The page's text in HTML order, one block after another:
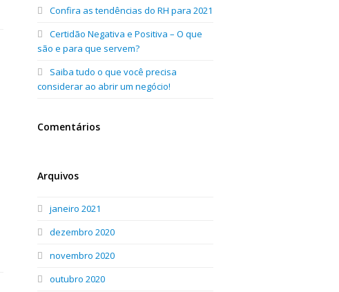
Confira as tendências do RH para 2021
Certidão Negativa e Positiva – O que
são e para que servem?
Saiba tudo o que você precisa
considerar ao abrir um negócio!
Comentários
Arquivos
janeiro 2021
dezembro 2020
novembro 2020
outubro 2020